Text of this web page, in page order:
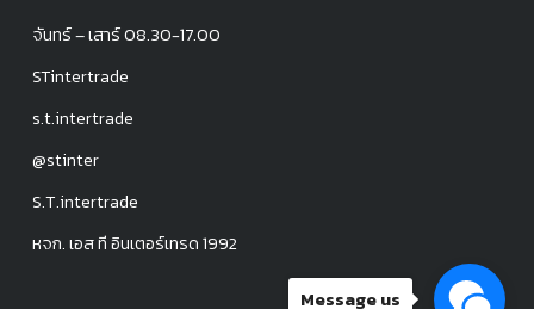
จันทร์ – เสาร์ 08.30-17.00
STintertrade
s.t.intertrade
@stinter
S.T.intertrade
หจก. เอส ที อินเตอร์เทรด 1992
Message us